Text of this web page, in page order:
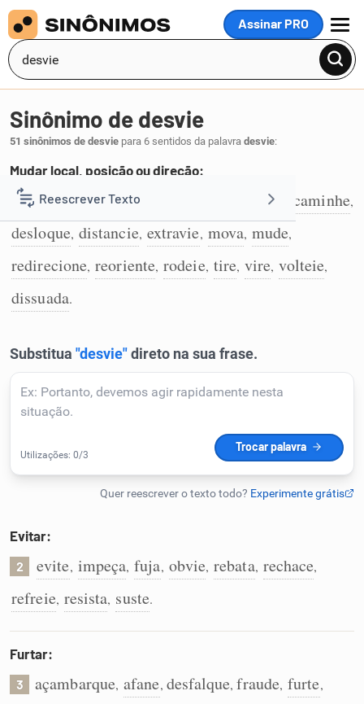
Assinar PRO
MENU
Reescrever Texto
Resumir Texto
Corrigir Texto
Humanizador de IA
Cata-letras
Caça-palavras
Dicionário
Sinônimo de desvie
51 sinônimos de desvie para 6 sentidos da palavra desvie:
Mudar local, posição ou direção:
1 abduza,afaste,arrede desencaminhe,
desloque, distancie, extravie, mova, mude,
redirecione, reoriente, rodeie, tire, vire, volteie,
dissuada.
Evitar:
2 evite, impeça, fuja, obvie, rebata, rechace,
refreie, resista, suste.
Furtar:
3 açambarque, afane, desfalque,fraude, furte,